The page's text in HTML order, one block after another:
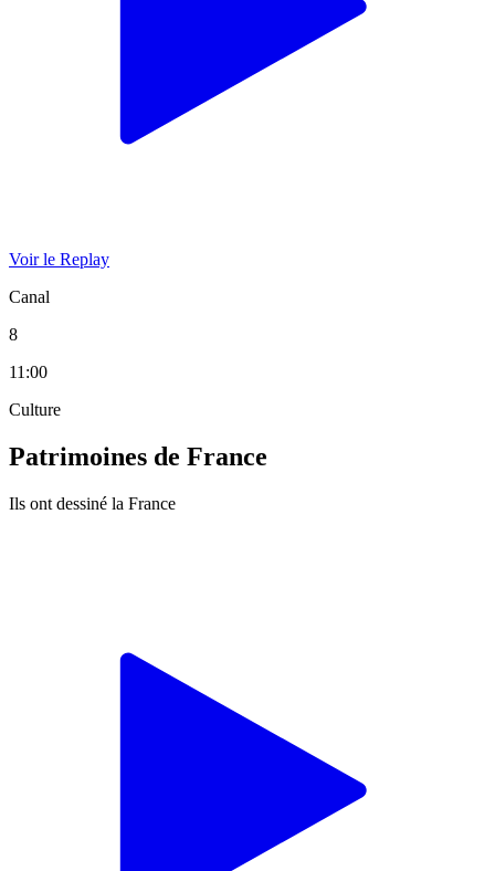
Voir le Replay
Canal
8
11:00
Culture
Patrimoines de France
Ils ont dessiné la France